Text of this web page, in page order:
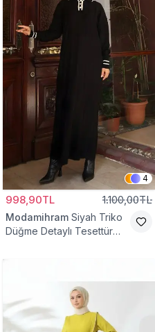
4
998,90TL 1.100,00TL
Modamihram Siyah Triko
Düğme Detaylı Tesettür